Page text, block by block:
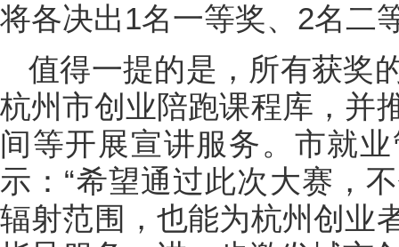
将各决出1名一等奖、2名二
值得一提的是，所有获奖
杭州市创业陪跑课程库，并
间等开展宣讲服务。市就
示：“希望通过此次大赛，
辐射范围，也能为杭州创业